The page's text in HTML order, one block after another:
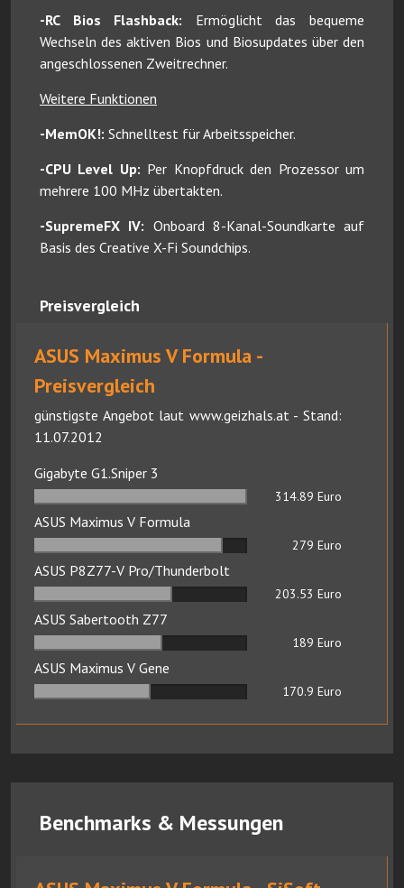
-RC Bios Flashback: Ermöglicht das bequeme
Wechseln des aktiven Bios und Biosupdates über den
angeschlossenen Zweitrechner.
Weitere Funktionen
-MemOK!: Schnelltest für Arbeitsspeicher.
-CPU Level Up: Per Knopfdruck den Prozessor um
mehrere 100 MHz übertakten.
-SupremeFX IV: Onboard 8-Kanal-Soundkarte auf
Basis des Creative X-Fi Soundchips.
Preisvergleich
ASUS Maximus V Formula -
Preisvergleich
günstigste Angebot laut www.geizhals.at - Stand:
11.07.2012
Gigabyte G1.Sniper 3
314.89 Euro
ASUS Maximus V Formula
279 Euro
ASUS P8Z77-V Pro/Thunderbolt
203.53 Euro
ASUS Sabertooth Z77
189 Euro
ASUS Maximus V Gene
170.9 Euro
Benchmarks & Messungen